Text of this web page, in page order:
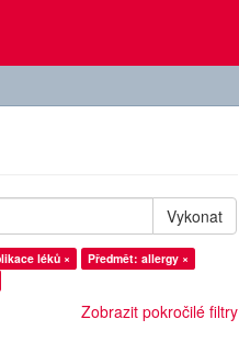
Vykonat
léků ×
Předmět: allergy ×
Zobrazit pokročilé filtry